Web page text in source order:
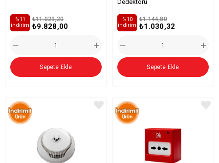
₺9.828,00
₺11.029,20
%11
i̇ndirim
Sepete Ekle
Dedektörü
₺1.030,32
₺1.144,80
%10
i̇ndirim
Sepete Ekle